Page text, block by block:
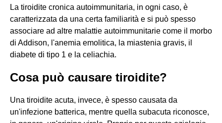
La tiroidite cronica autoimmunitaria, in ogni caso, è
caratterizzata da una certa familiarità e si può spesso
associare ad altre malattie autoimmunitarie come il morbo
di Addison, l'anemia emolitica, la miastenia gravis, il
diabete di tipo 1 e la celiachia.
Cosa può causare tiroidite?
Una tiroidite acuta, invece, è spesso causata da
un'infezione batterica, mentre quella subacuta riconosce,